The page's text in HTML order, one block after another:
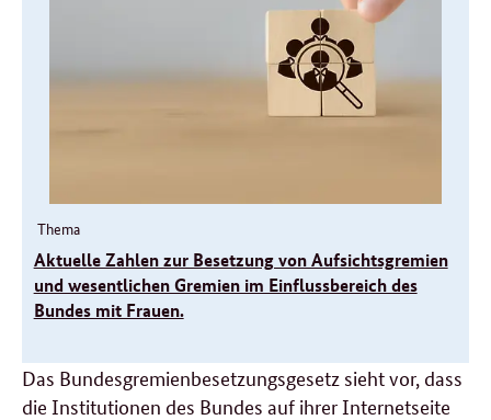
Thema
Aktuelle Zahlen zur Besetzung von Aufsichtsgremien
und wesentlichen Gremien im Einflussbereich des
Bundes mit Frauen.
Das Bundesgremienbesetzungsgesetz sieht vor, dass
die Institutionen des Bundes auf ihrer Internetseite